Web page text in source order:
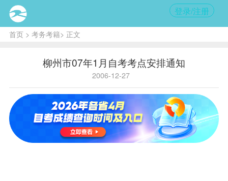
登录/注册
首页> 考务考籍> 正文
柳州市07年1月自考考点安排通知
2006-12-27
核
示